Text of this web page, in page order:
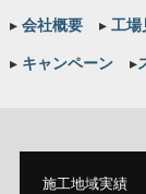
▸会社概要 ▸工場
▸キャンペーン ▸
施工地域実績